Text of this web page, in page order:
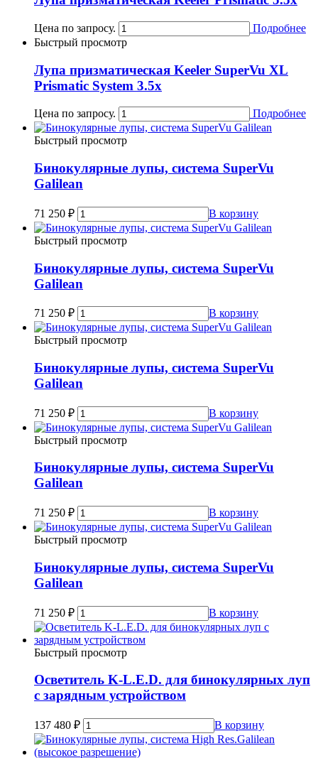
Цена по запросу.
Подробнее
Быстрый просмотр
Лупа призматическая Keeler SuperVu XL
Prismatic System 3.5x
Цена по запросу. Подробнее
Быстрый просмотр
Бинокулярные лупы, система SuperVu
Galilean
71 250 ₽ В корзину
Быстрый просмотр
Бинокулярные лупы, система SuperVu
Galilean
71 250 ₽ В корзину
Быстрый просмотр
Бинокулярные лупы, система SuperVu
Galilean
71 250 ₽ В корзину
Быстрый просмотр
Бинокулярные лупы, система SuperVu
Galilean
71 250 ₽ В корзину
Быстрый просмотр
Бинокулярные лупы, система SuperVu
Galilean
71 250 ₽ В корзину
Быстрый просмотр
Осветитель K-L.E.D. для бинокулярных луп
с зарядным устройством
137 480 ₽ В корзину